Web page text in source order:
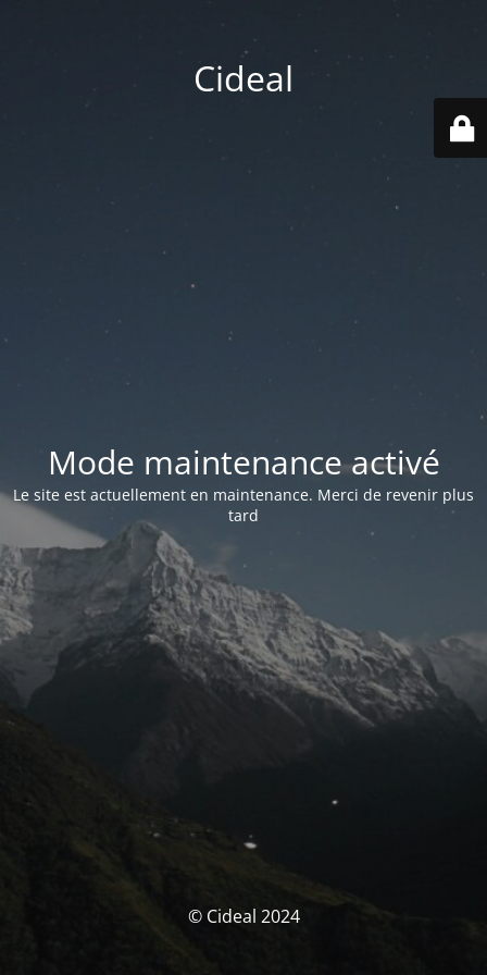
Cideal
Mode maintenance activé
Le site est actuellement en maintenance. Merci de revenir plus
tard
© Cideal 2024